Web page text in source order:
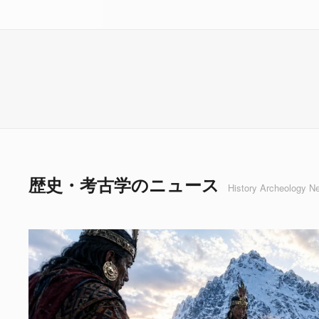
歴史・考古学のニュース History Archeology